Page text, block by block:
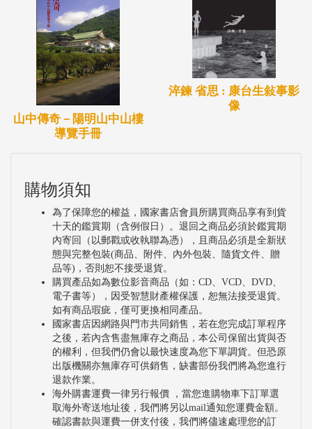
山中傳奇－陽明山中山樓
導覽手冊
淬鍊 省思 : 康台生敍事影
像
購物須知
為了保障您的權益，國家書店會員所購買商品享有到貨
十天的鑑賞期（含例假日）。退回之商品必須於鑑賞期
內寄回（以郵戳或收執聯為憑），且商品必須是全新狀
態與完整包裝(商品、附件、內外包裝、隨貨文件、贈
品等)，否則恕不接受退貨。
購買產品如為數位影音商品（如：CD、VCD、DVD、
電子書等），因受智慧財產權保護，恕無法接受退貨。
如有商品瑕疵，僅可更換相同產品。
國家書店因網路與門市共同銷售，若在您完成訂單程序
之後，若內含售盡無庫存之商品，本公司保留出貨與否
的權利，但我們仍會以最快速度為您下單調貨。但恐原
出版機關亦無庫存可供銷售，缺書部份我們將為您進行
退款作業。
海外購書運費一律另行報價 ，當您進購物車下訂單選
取海外寄送地址後，我們將另以mail通知您運費金額。
確認書款與運費一併支付後，我們將儘速處理您的訂